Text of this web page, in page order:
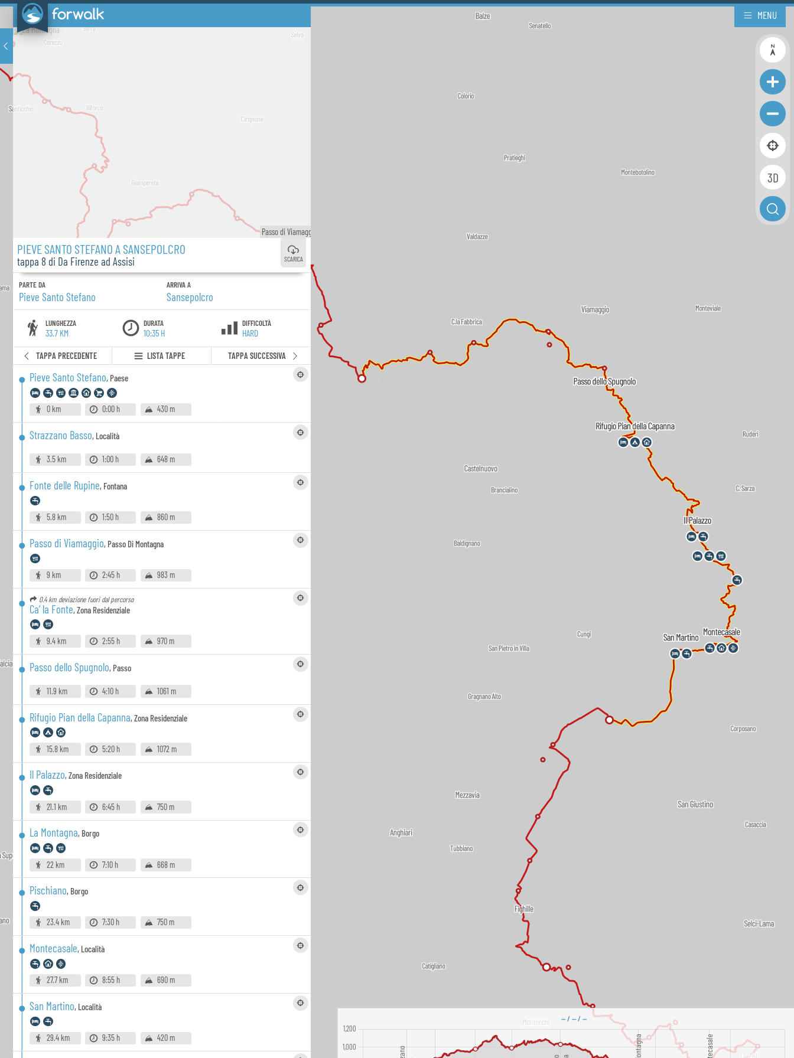
MENU
Passo di Viamaggio ©
PIEVE SANTO STEFANO A SANSEPOLCRO
tappa 8 di Da Firenze ad Assisi SCARICA
PARTE DA
Pieve Santo Stefano
ARRIVA A
Sansepolcro
LUNGHEZZA
33.7 KM
DURATA
10:35 H
DIFFICOLTÀ
HARD
TAPPA PRECEDENTE LISTA TAPPE TAPPA SUCCESSIVA
Pieve Santo Stefano, Paese
0 km 0:00 h 430 m
Strazzano Basso, Località
3.5 km 1:00 h 648 m
Fonte delle Rupine, Fontana
5.8 km 1:50 h 860 m
Passo di Viamaggio, Passo Di Montagna
9 km 2:45 h 983 m
0.4 km deviazione fuori dal percorso
Ca’ la Fonte,Zona Residenziale
9.4 km 2:55 h 970 m
Passo dello Spugnolo, Passo
11.9 km 4:10 h 1061 m
Rifugio Pian della Capanna,Zona Residenziale
15.8 km 5:20 h 1072 m
Il Palazzo,Zona Residenziale
21.1 km 6:45 h 750 m
La Montagna, Borgo
22 km 7:10 h 668 m
Pischiano, Borgo
23.4 km 7:30 h 750 m
Montecasale, Località
27.7 km 8:55 h 690 m
San Martino, Località
29.4 km 9:35 h 420 m
3D